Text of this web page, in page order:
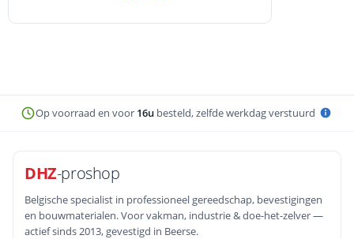
veelgemaakte fouten en een snelle
Op voorraad en voor 16ubesteld, zelfde werkdag verstuurd
DHZ-proshop
Belgische specialist in professioneel gereedschap, bevestigingen
en bouwmaterialen. Voor vakman, industrie & doe-het-zelver —
actief sinds 2013, gevestigd in Beerse.